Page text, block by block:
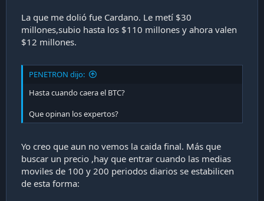
La que me dolió fue Cardano. Le metí $30
millones,subio hasta los $110 millones y ahora valen
$12 millones.
PENETRON dijo:
Hasta cuando caera el BTC?
Que opinan los expertos?
Yo creo que aun no vemos la caida final. Más que
buscar un precio ,hay que entrar cuando las medias
moviles de 100 y 200 periodos diarios se estabilicen
de esta forma: